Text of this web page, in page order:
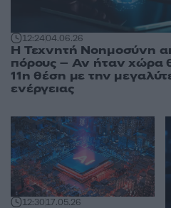
12:2404.06.26
Η Τεχνητή Νοημοσύνη
πόρους – Αν ήταν χώρα
11η θέση με την
ενέργειας
12:3017.05.26